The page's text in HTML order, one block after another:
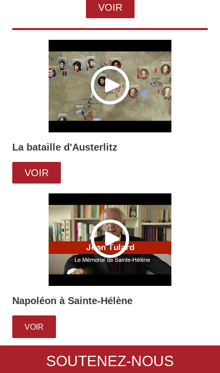
VOIR
La bataille d'Austerlitz
VOIR
Napoléon à Sainte-Hélène
VOIR
SOUTENEZ-NOUS